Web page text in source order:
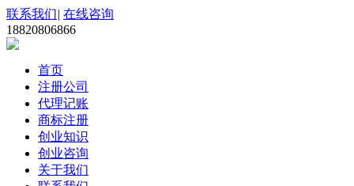
联系我们| 在线咨询
18820806866
首页
注册公司
代理记账
商标注册
创业知识
创业咨询
关于我们